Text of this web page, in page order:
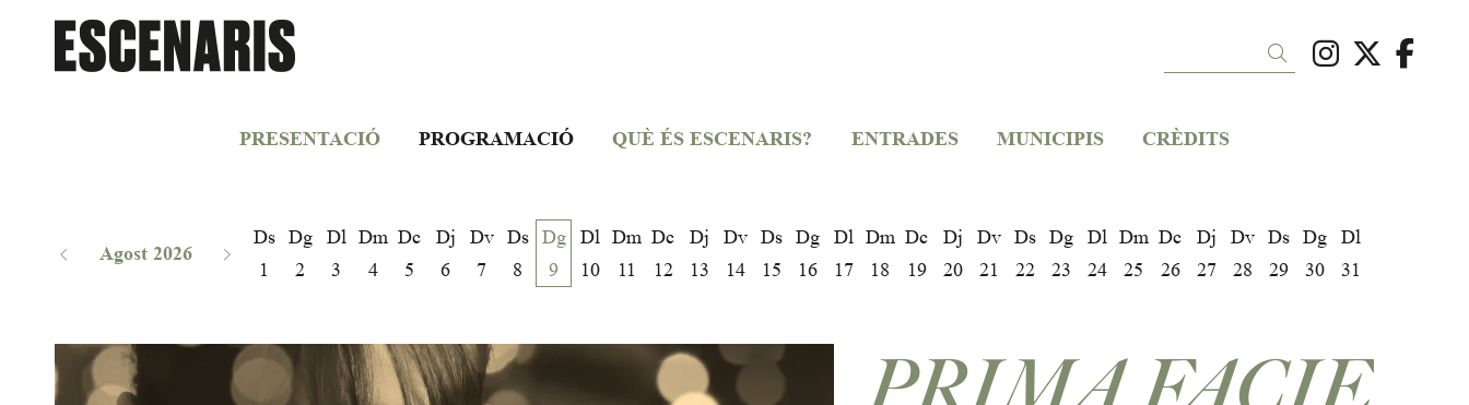
Link aLink
Cercar
PRESENTACIÓ PROGRAMACIÓ QUÈ ÉS ESCENARIS? ENTRADES MUNICIPIS CRÈDITS
Agost 2026
Ds
1
Dg
2
Dl
3
Dm
4
Dc
5
Dj
6
Dv
7
Ds
8
Dg
9
Dl
10
Dm
11
Dc
12
Dj
13
Dv
14
Ds
15
Dg
16
Dl
17
Dm
18
Dc
19
Dj
20
Dv
21
Ds
22
Dg
23
Dl
24
Dm
25
Dc
26
Dj
27
Dv
28
Ds
29
Dg
30
Dl
31